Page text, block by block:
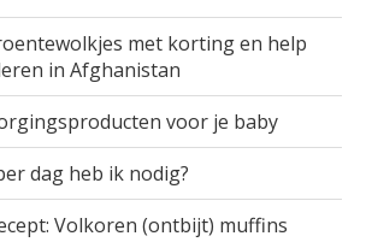
met korting en help
in Afghanistan
voor je baby
dag heb ik nodig?
Volkoren (ontbijt) muffins